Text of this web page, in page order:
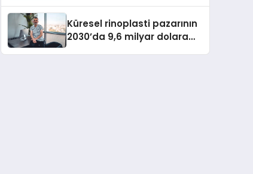
Küresel rinoplasti pazarının
2030’da 9,6 milyar dolara